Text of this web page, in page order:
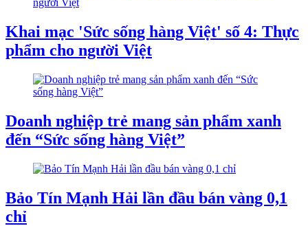
Khai mạc 'Sức sống hàng Việt' số 4: Thực
phẩm cho người Việt
Doanh nghiệp trẻ mang sản phẩm xanh
đến “Sức sống hàng Việt”
Bảo Tín Mạnh Hải lần đầu bán vàng 0,1
chỉ